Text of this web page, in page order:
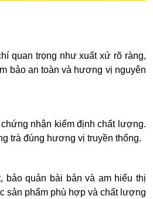
quan trọng như xuất xứ rõ ràng,
bảo an toàn và hương vị nguyên
nhận kiểm định chất lượng.
trà đúng hương vị truyền thống.
bảo quản bài bản và am hiểu thị
sản phẩm phù hợp và chất lượng